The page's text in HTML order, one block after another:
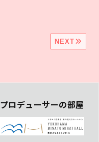
NEXT
プロデューサーの部屋